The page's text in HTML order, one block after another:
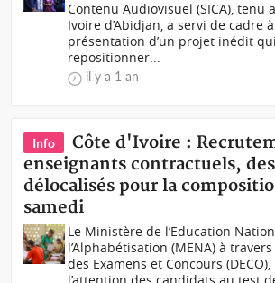
Contenu Audiovisuel (SICA), tenu
Ivoire d’Abidjan, a servi de cadre
présentation d’un projet inédit
repositionner...
il y a 1 an
Info
Côte d'Ivoire :
enseignants contractuels,
délocalisés pour la
samedi
Le Ministère de l’Education
l’Alphabétisation (MENA) à
des Examens et Concours